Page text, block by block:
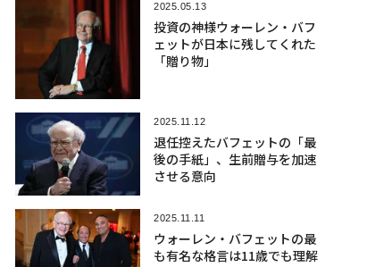
2025.05.13
投資の神様ウォーレン・バフ
ェットが日本に残してくれた
「贈り物」
2025.11.12
退任控えたバフェットの「最
後の手紙」、生前贈与を加速
させる意向
2025.11.11
ウォーレン・バフェットの最
も有名な格言は11歳でも理解